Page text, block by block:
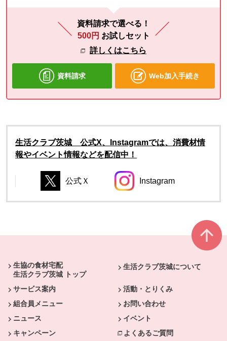
資料請求で選べる！
500円 お試しセット
詳しくはこちら
資料請求 Web加入手続き
生活クラブ茨城 公式X、Instagramでは、消費材情
報やイベント情報などを配信中！
別のウィンドウで開きます。
公式Ｘ
別のウィンドウで開きます。
別のウィンドウで開きます。
Instagram
別のウィンドウで開
生協の食材宅配
生活クラブ茨城 トップ
生活クラブ茨城について
サービス案内
活動・とりくみ
組合員メニュー
お問い合わせ
ニュース
イベント
キャンペーン
よくあるご質問